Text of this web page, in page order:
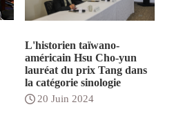
L'historien taïwano-
américain Hsu Cho-yun
lauréat du prix Tang dans
la catégorie sinologie
20 Juin 2024